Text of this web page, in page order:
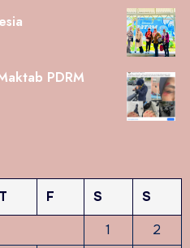
PDRM
T F S
S
1
2